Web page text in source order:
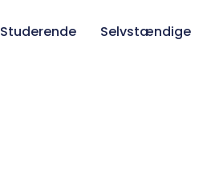
Studerende Selvstændige